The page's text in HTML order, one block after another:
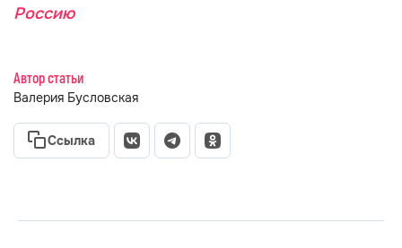
Россию
Автор статьи
Валерия Бусловская
Ссылка